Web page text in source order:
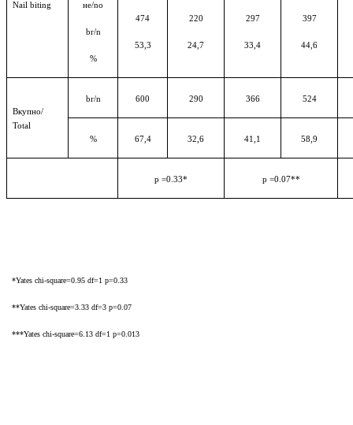
Nail biting не/no
br/n
%
474
53,3
220
24,7
297
33,4
397
44,6
Вкупно/
Total
br/n 600 290 366 524
% 67,4 32,6 41,1 58,9
р =0.33* р =0.07**
*Yates chi-square=0.95 df=1 p=0.33
**Yates chi-square=3.33 df=3 p=0.07
***Yates chi-square=6.13 df=1 p=0.013